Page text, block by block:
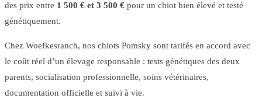
des prix entre 1 500 € et 3 500 € pour un chiot bien élevé et testé
génétiquement.
Chez Woefkesranch, nos chiots Pomsky sont tarifés en accord avec
le coût réel d’un élevage responsable : tests génétiques des deux
parents, socialisation professionnelle, soins vétérinaires,
documentation officielle et suivi à vie.